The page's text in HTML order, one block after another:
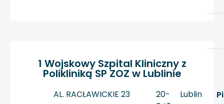
1 Wojskowy Szpital Kliniczny z
Polikliniką SP ZOZ w Lublinie
AL. RACŁAWICKIE 23
20-
Lublin